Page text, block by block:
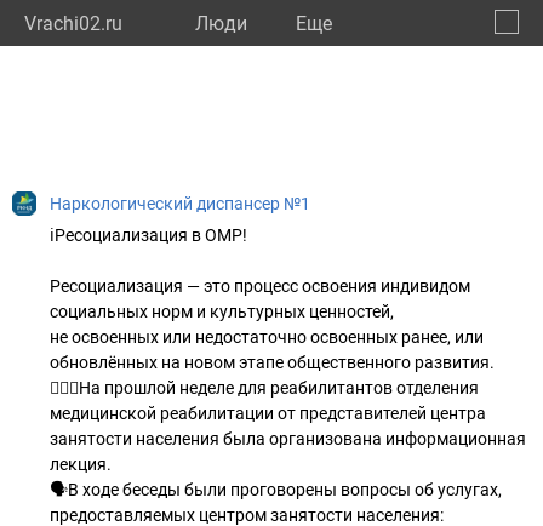
Vrachi02.ru Люди Eще
Наркологический диспансер №1
ℹ️Ресоциализация в ОМР!
Ресоциализация — это процесс освоения индивидом
социальных норм и культурных ценностей,
не освоенных или недостаточно освоенных ранее, или
обновлённых на новом этапе общественного развития.
💁🏻‍♀️На прошлой неделе для реабилитантов отделения
медицинской реабилитации от представителей центра
занятости населения была организована информационная
лекция.
🗣️В ходе беседы были проговорены вопросы об услугах,
предоставляемых центром занятости населения: